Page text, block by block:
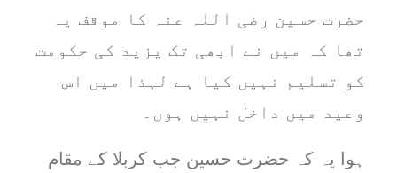
حضرت حسین رضی اللہ عنہ کا موقف یہ
تھا کہ میں نے ابھی تک یزید کی حکومت
کو تسلیم نہیں کیا ہے لہذا میں اس
وعید میں داخل نہیں ہوں۔
ہوا یہ کہ حضرت حسین جب کربلا کے مقام